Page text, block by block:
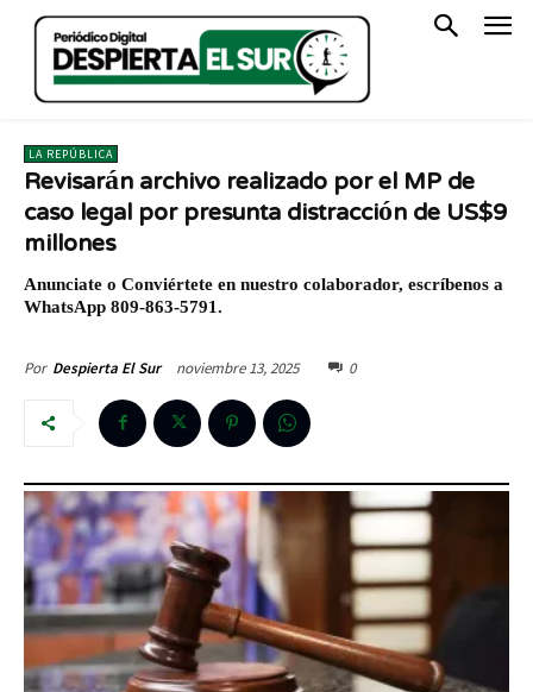
LA REPÚBLICA
Revisarán archivo realizado por el MP de
caso legal por presunta distracción de US$9
millones
Anunciate o Conviértete en nuestro colaborador, escríbenos a
WhatsApp 809-863-5791.
Por Despierta El Sur noviembre 13, 2025 0